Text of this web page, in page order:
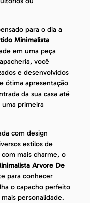
para o dia a
Minimalista
em uma peça
você
e desenvolvidos
ótima apresentação
da sua casa até
primeira
com design
estilos de
mais charme, o
Arvore De
para conhecer
o capacho perfeito
personalidade.